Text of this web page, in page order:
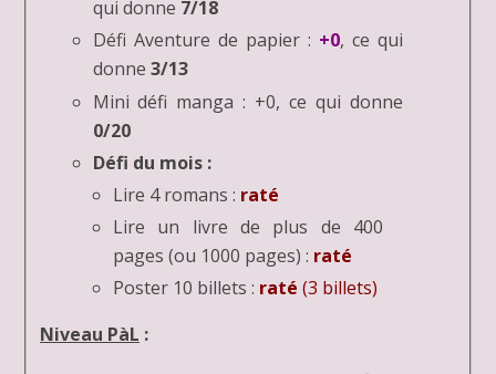
qui donne 7/18
Défi Aventure de papier : +0, ce qui
donne 3/13
Mini défi manga : +0, ce qui donne
0/20
Défi du mois :
Lire 4 romans : raté
Lire un livre de plus de 400
pages (ou 1000 pages) : raté
Poster 10 billets : raté (3 billets)
Niveau PàL :